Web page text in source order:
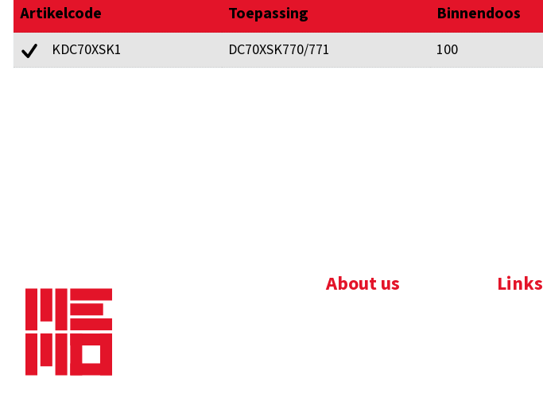
Artikelcode Toepassing Binnendoos
KDC70XSK1 DC70XSK770/771 100
About us Links